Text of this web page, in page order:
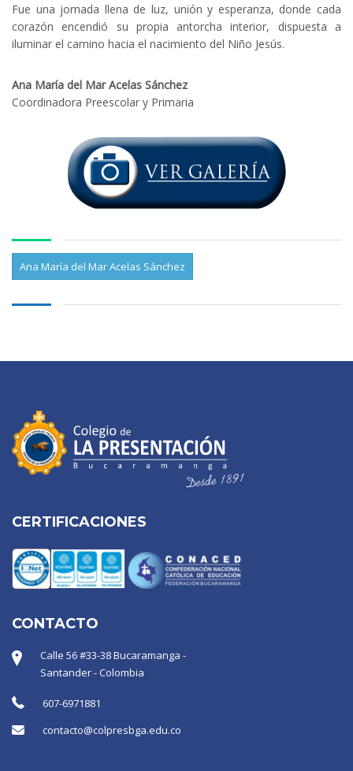
Fue una jornada llena de luz, unión y esperanza, donde cada
corazón encendió su propia antorcha interior, dispuesta a
iluminar el camino hacia el nacimiento del Niño Jesús.
Ana María del Mar Acelas Sánchez
Coordinadora Preescolar y Primaria
Ana María del Mar Acelas Sánchez
CERTIFICACIONES
CONTACTO
Calle 56 #33-38 Bucaramanga -
Santander - Colombia
607-6971881
contacto@colpresbga.edu.co